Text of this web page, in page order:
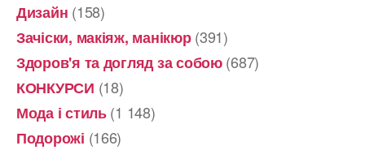
Дизайн (158)
Зачіски, макіяж, манікюр(391)
Здоров'я та догляд за собою(687)
КОНКУРСИ (18)
Мода і стиль(1 148)
Подорожі (166)